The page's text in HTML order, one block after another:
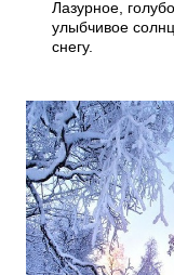
Лазурное,
улыбчивое
снегу.